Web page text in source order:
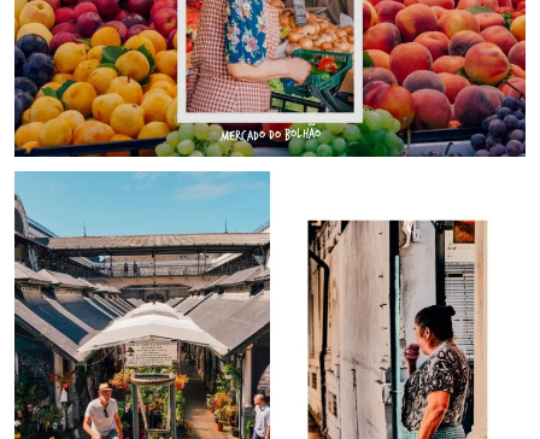
MERCADO DO BOLHÃO